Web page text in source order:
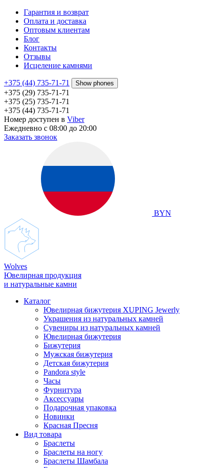
Гарантия и возврат
Оплата и доставка
Оптовым клиентам
Блог
Контакты
Отзывы
Исцеление камнями
+375 (44) 735-71-71 Show phones
+375 (29) 735-71-71
+375 (25) 735-71-71
+375 (44) 735-71-71
Номер доступен в Viber
Ежедневно с 08:00 до 20:00
Заказать звонок
BYN
Wolves
Ювелирная продукция
и натуральные камни
Каталог
Ювелирная бижутерия XUPING Jewerly
Украшения из натуральных камней
Сувениры из натуральных камней
Ювелирная бижутерия
Бижутерия
Мужская бижутерия
Детская бижутерия
Pandora style
Часы
Фурнитура
Аксеcсуары
Подарочная упаковка
Новинки
Красная Пресня
Вид товара
Браслеты
Браслеты на ногу
Браслеты Шамбала